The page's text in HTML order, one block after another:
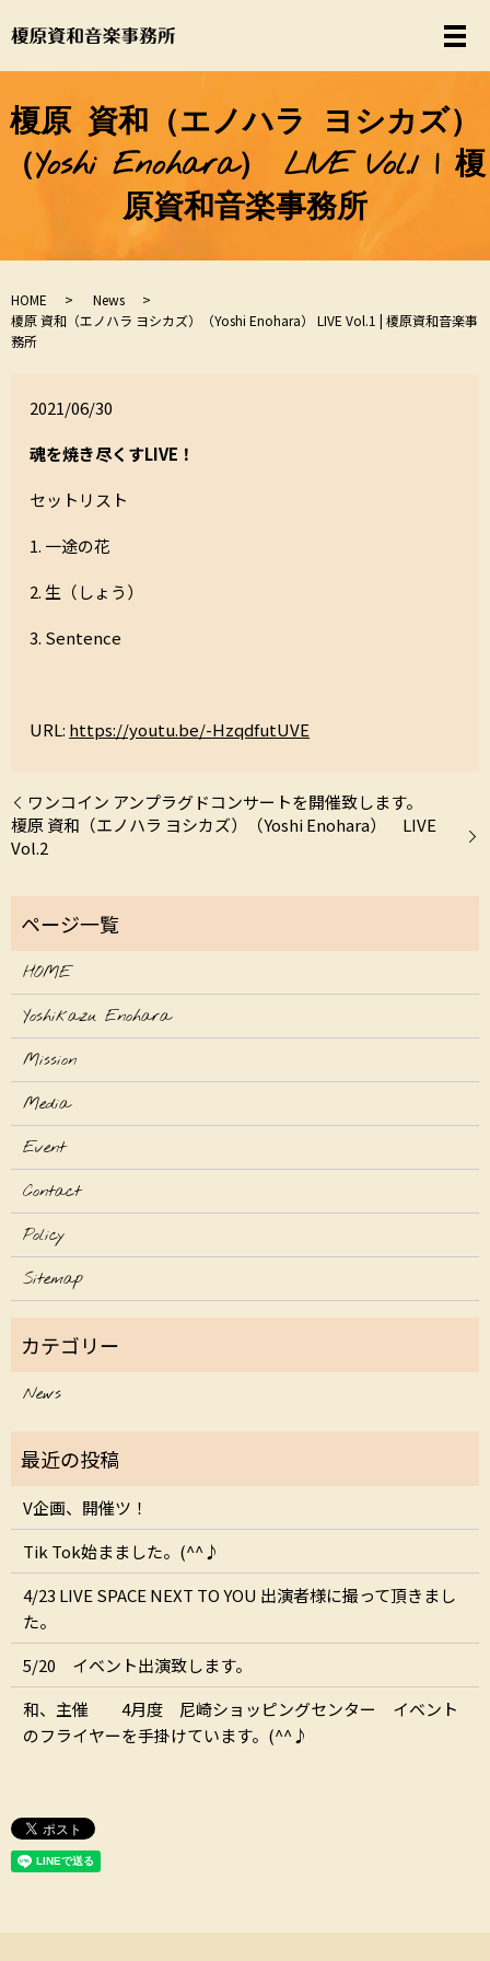
榎原 資和（エノハラ ヨシカズ）
（Yoshi Enohara） LIVE Vol.1 | 榎
原資和音楽事務所
HOME
News
榎原 資和（エノハラ ヨシカズ）（Yoshi Enohara） LIVE Vol.1 | 榎原資和音楽事
務所
2021/06/30
魂を焼き尽くすLIVE！
セットリスト
1. 一途の花
2. 生（しょう）
3. Sentence
URL: https://youtu.be/-HzqdfutUVE
ワンコイン アンプラグドコンサートを開催致します。
榎原 資和（エノハラ ヨシカズ）（Yoshi Enohara） LIVE
Vol.2
HOME
Yoshikazu Enohara
Mission
Media
Event
Contact
Policy
Sitemap
News
V企画、開催ツ！
Tik Tok始まました。(^^♪
4/23 LIVE SPACE NEXT TO YOU 出演者様に撮って頂きまし
た。
5/20 イベント出演致します。
和、主催 4月度 尼崎ショッピングセンター イベント
のフライヤーを手掛けています。(^^♪